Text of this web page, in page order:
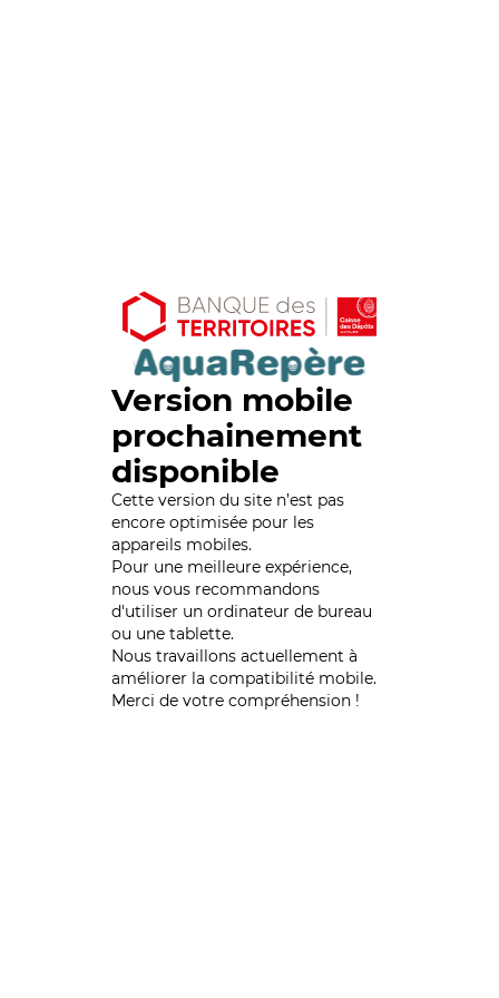
Version mobile
prochainement
disponible
Cette version du site n’est pas
encore optimisée pour les
appareils mobiles.
Pour une meilleure expérience,
nous vous recommandons
d'utiliser un ordinateur de bureau
ou une tablette.
Nous travaillons actuellement à
améliorer la compatibilité mobile.
Merci de votre compréhension !